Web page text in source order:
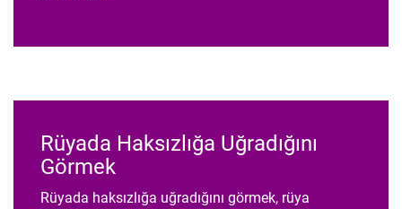
Rüyada Haksızlığa Uğradığını
Görmek
Rüyada haksızlığa uğradığını görmek, rüya